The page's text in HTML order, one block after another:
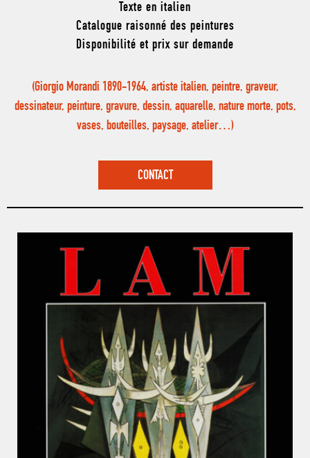
Texte en italien
Catalogue raisonné des peintures
Disponibilité et prix sur demande
(Giorgio Morandi 1890-1964, artiste italien, peintre, graveur,
dessinateur, peinture, gravure, dessin, aquarelle, nature morte, pots,
vases, bouteilles, paysage, atelier…)
CONTACT